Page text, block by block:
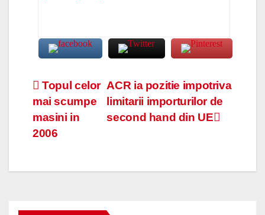
Navigare
în
articole
ACR ia pozitie impotriva
limitarii importurilor de
second hand din UE
Topul celor
mai scumpe
masini in
2006